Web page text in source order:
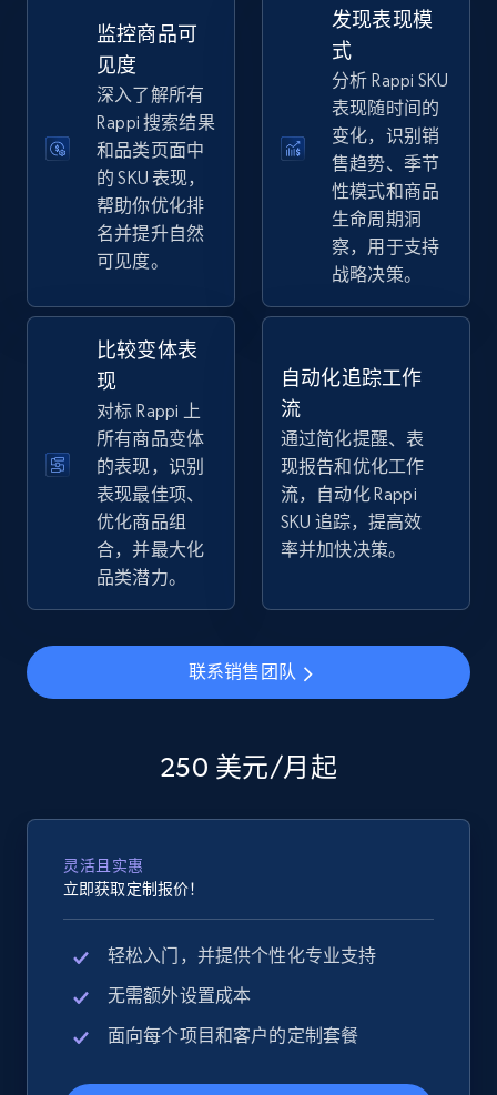
立即开始
URL, Product id, Title, Seller name, Seller rating,
Seller reviews, Breadcrumbs, Root category, and
more.
2.5K+ 立即开始
eBay - Gather data on products using
specified keywords
URL, Product id, Title, Seller name, Seller rating,
Seller reviews, Breadcrumbs, Root category, and
more.
2.5K+ 359+ 立即开始
eBay - Collect products from shops on eBay
URL, Product id, Title, Seller name, Seller rating,
eBay - Collect records by category
Seller reviews, Breadcrumbs, Root category, and
2.5K+ 359+ 立即开始
监控商品可
见度
深入了解所有
Rappi 搜索结果
和品类页面中
的 SKU 表现，
帮助你优化排
名并提升自然
可见度。
发现表现模
式
分析 Rappi SKU
表现随时间的
变化，识别销
售趋势、季节
性模式和商品
生命周期洞
察，用于支持
战略决策。
比较变体表
现
对标 Rappi 上
所有商品变体
的表现，识别
表现最佳项、
优化商品组
合，并最大化
品类潜力。
自动化追踪工作
流
通过简化提醒、表
现报告和优化工作
流，自动化 Rappi
SKU 追踪，提高效
率并加快决策。
联系销售团队
250 美元/月起
灵活且实惠
立即获取定制报价！
轻松入门，并提供个性化专业支持
无需额外设置成本
面向每个项目和客户的定制套餐